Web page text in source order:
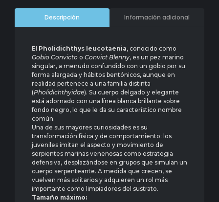
Descripción Información adicional
El Pholidichthys leucotaenia, conocido como
Gobio Convicto o Convict Blenny, es un pez marino
singular, a menudo confundido con un gobio por su
forma alargada y hábitos bentónicos, aunque en
realidad pertenece a una familia distinta
(Pholidichthyidae). Su cuerpo delgado y elegante
está adornado con una línea blanca brillante sobre
fondo negro, lo que le da su característico nombre
común.
Una de sus mayores curiosidades es su
transformación física y de comportamiento: los
juveniles imitan el aspecto y movimiento de
serpientes marinas venenosas como estrategia
defensiva, desplazándose en grupos que simulan un
cuerpo serpenteante. A medida que crecen, se
vuelven más solitarios y adquieren un rol más
importante como limpiadores del sustrato.
Tamaño máximo: